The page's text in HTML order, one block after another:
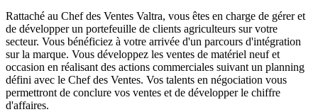
Rattaché au Chef des Ventes Valtra, vous êtes en charge de gérer et
de développer un portefeuille de clients agriculteurs sur votre
secteur. Vous bénéficiez à votre arrivée d'un parcours d'intégration
sur la marque. Vous développez les ventes de matériel neuf et
occasion en réalisant des actions commerciales suivant un planning
défini avec le Chef des Ventes. Vos talents en négociation vous
permettront de conclure vos ventes et de développer le chiffre
d'affaires.